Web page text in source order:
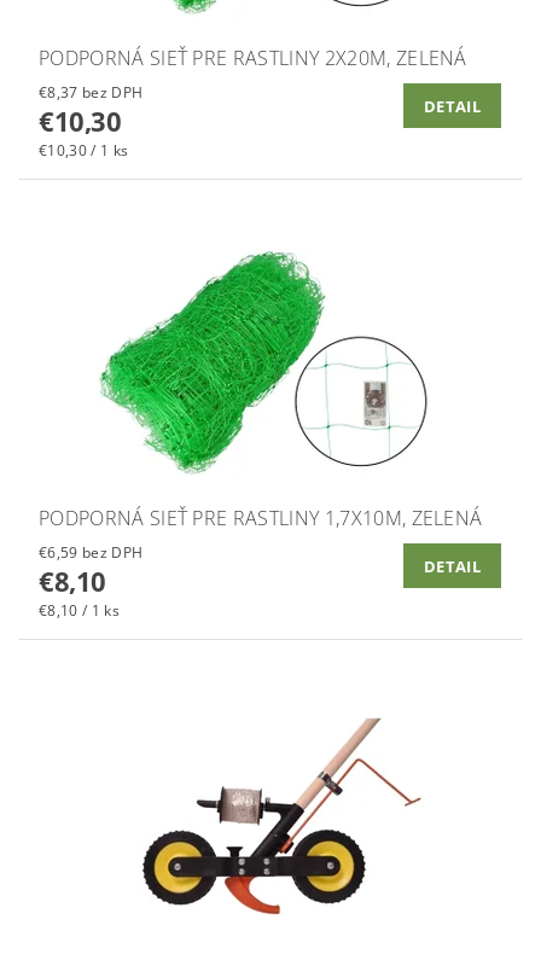
PODPORNÁ SIEŤ PRE RASTLINY 2X20M, ZELENÁ
€8,37 bez DPH
€10,30
€10,30 / 1 ks
DETAIL
PODPORNÁ SIEŤ PRE RASTLINY 1,7X10M, ZELENÁ
€6,59 bez DPH
€8,10
€8,10 / 1 ks
DETAIL